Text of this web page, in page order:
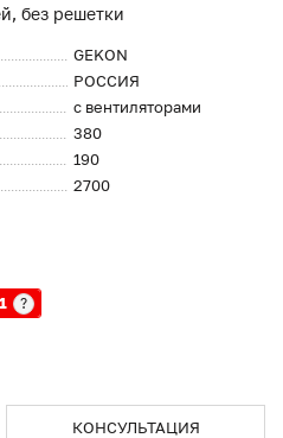
без решетки
GEKON
РОССИЯ
с вентиляторами
380
190
2700
?
КОНСУЛЬТАЦИЯ